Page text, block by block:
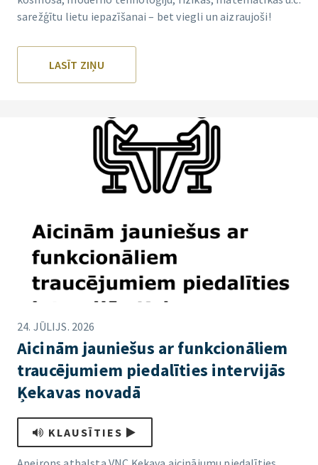
sarežģītu lietu iepazīšanai – bet viegli un aizraujoši!
LASĪT ZIŅU
24. JŪLIJS. 2026
Aicinām jauniešus ar funkcionāliem
traucējumiem piedalīties intervijās
Ķekavas novadā
KLAUSĪTIES